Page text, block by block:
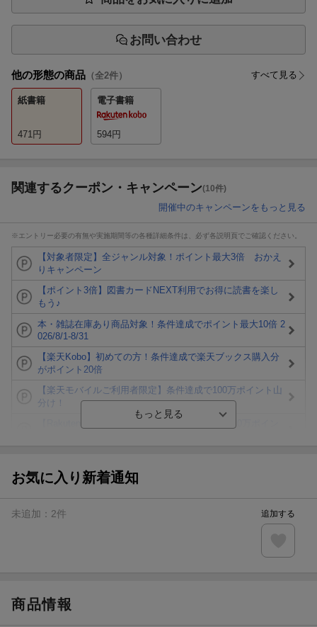
お問い合わせ
他の形態の商品 （全2件） すべて見る
紙書籍
471 円
電子書籍
594円
関連するクーポン・キャンペーン(10件)
開催中のキャンペーンをもっと見る
※エントリー必要の有無や実施期間等の各種詳細条件は、必ず各説明頁でご確認ください。
【対象者限定】全ジャンル対象！ポイント最大3倍 おかえ
りキャンペーン
【ポイント3倍】図書カードNEXT利用でお得に読書を楽し
もう♪
本・雑誌在庫あり商品対象！条件達成でポイント最大10倍 2
026/8/1-8/31
【楽天Kobo】初めての方！条件達成で楽天ブックス購入分
がポイント20倍
【楽天モバイルご利用者限定】条件達成で100万ポイント山
分け！
が当たる！
条件達成で楽天限定・宝塚歌劇 宙組貸切公演ペアチケット
エントリー＆条件達成で『鬼滅の刃』オリジナルきんちゃく
お気に入り新着通知
未追加： 2件 追加する
商品情報